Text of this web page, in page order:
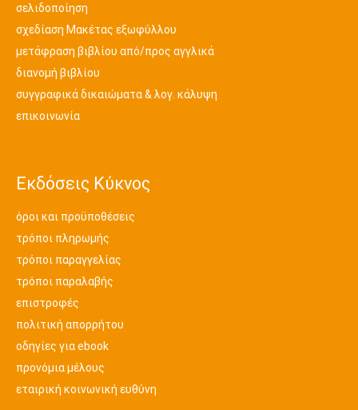
σελιδοποίηση
σχεδίαση Μακέτας εξωφύλλου
μετάφραση βιβλίου από/προς αγγλικά
διανομή βιβλίου
συγγραφικά δικαιώματα & λογ. κάλυψη
επικοινωνία
Εκδόσεις Κύκνος
όροι και προϋποθέσεις
τρόποι πληρωμής
τρόποι παραγγελίας
τρόποι παραλαβής
επιστροφές
πολιτική απορρήτου
οδηγίες για ebook
προνόμια μέλους
εταιρική κοινωνική ευθύνη